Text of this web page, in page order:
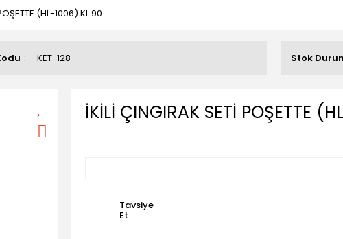
(HL-1006) KL.90
KET-128 Stok
İKİLİ ÇINGIRAK SETİ POŞETTE
Tavsiye
Et